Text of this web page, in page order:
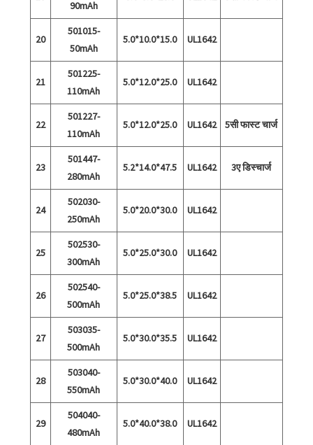
90mAh
20
501015-
50mAh
5.0*10.0*15.0 UL1642
21
501225-
110mAh
5.0*12.0*25.0 UL1642
22
501227-
110mAh
5.0*12.0*25.0 UL1642 5सी फास्ट चार्ज
23
501447-
280mAh
5.2*14.0*47.5 UL1642 3ए डिस्चार्ज
24
502030-
250mAh
5.0*20.0*30.0 UL1642
25
502530-
300mAh
5.0*25.0*30.0 UL1642
26
502540-
500mAh
5.0*25.0*38.5 UL1642
27
503035-
500mAh
5.0*30.0*35.5 UL1642
28
503040-
550mAh
5.0*30.0*40.0 UL1642
29
504040-
480mAh
5.0*40.0*38.0 UL1642